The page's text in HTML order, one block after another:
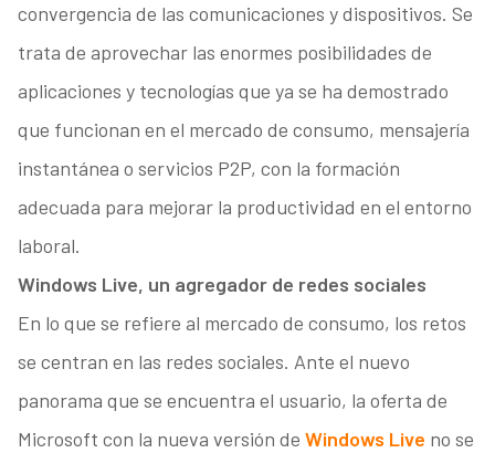
convergencia de las comunicaciones y dispositivos. Se
trata de aprovechar las enormes posibilidades de
aplicaciones y tecnologías que ya se ha demostrado
que funcionan en el mercado de consumo, mensajería
instantánea o servicios P2P, con la formación
adecuada para mejorar la productividad en el entorno
laboral.
Windows Live, un agregador de redes sociales
En lo que se refiere al mercado de consumo, los retos
se centran en las redes sociales. Ante el nuevo
panorama que se encuentra el usuario, la oferta de
Microsoft con la nueva versión de Windows Live no se